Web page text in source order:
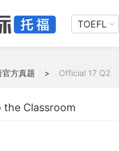
TOEFL
官方真题 > Official 17 Q2
the Classroom